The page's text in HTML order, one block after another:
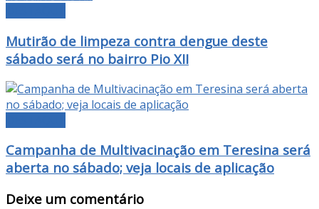
Mutirão de limpeza contra dengue deste
sábado será no bairro Pio XII
Campanha de Multivacinação em Teresina será
aberta no sábado; veja locais de aplicação
Deixe um comentário